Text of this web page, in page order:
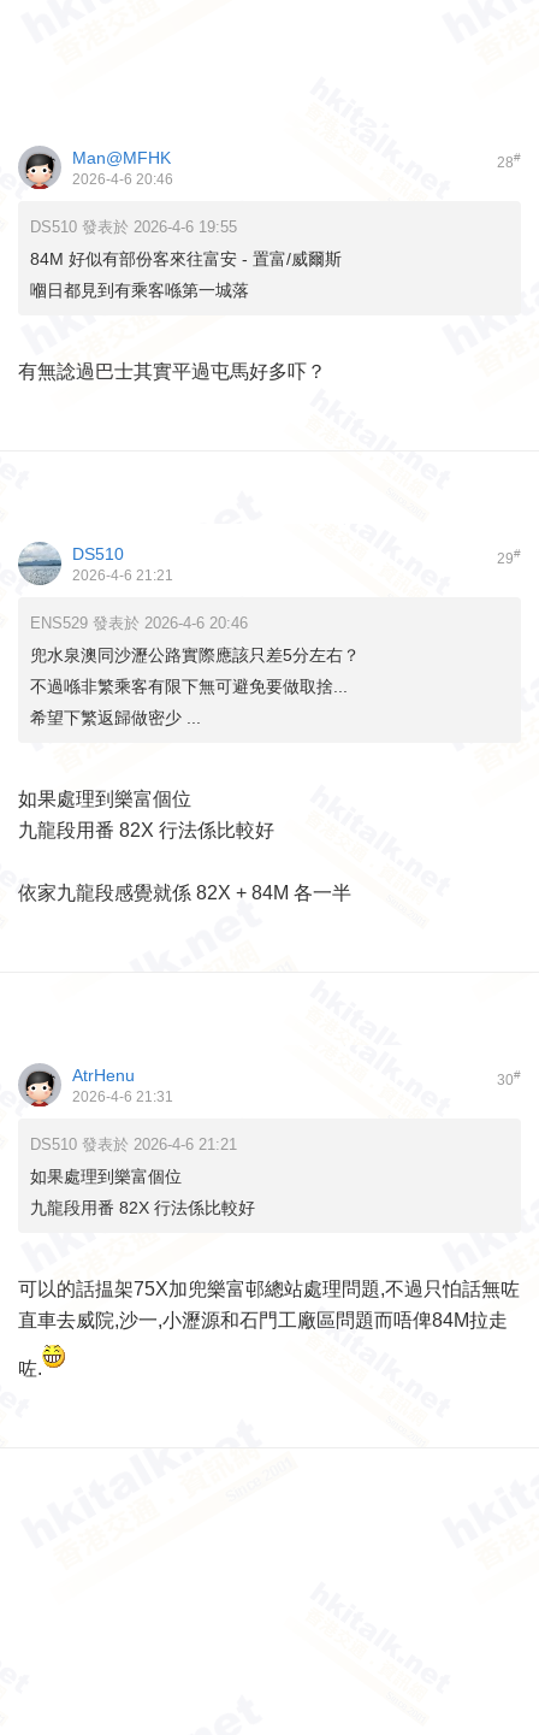
28#
Man@MFHK
2026-4-6 20:46
DS510 發表於 2026-4-6 19:55
84M 好似有部份客來往富安 - 置富/威爾斯
嗰日都見到有乘客喺第一城落
有無諗過巴士其實平過屯馬好多吓？
29#
DS510
2026-4-6 21:21
ENS529 發表於 2026-4-6 20:46
兜水泉澳同沙瀝公路實際應該只差5分左右？
不過喺非繁乘客有限下無可避免要做取捨...
希望下繁返歸做密少 ...
如果處理到樂富個位
九龍段用番 82X 行法係比較好
依家九龍段感覺就係 82X + 84M 各一半
30#
AtrHenu
2026-4-6 21:31
DS510 發表於 2026-4-6 21:21
如果處理到樂富個位
九龍段用番 82X 行法係比較好
可以的話揾架75X加兜樂富邨總站處理問題,不過只怕話無咗
直車去威院,沙一,小瀝源和石門工廠區問題而唔俾84M拉走
咗.